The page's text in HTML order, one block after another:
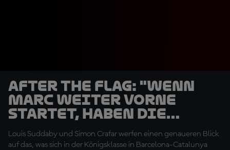
After the Flag: "Wenn
Marc weiter vorne
startet, haben die
anderen Jungs große,
große Probleme"
Louis Suddaby und Simon Crafar werfen einen genaueren Blick
auf das, was sich in der Königsklasse in Barcelona-Catalunya